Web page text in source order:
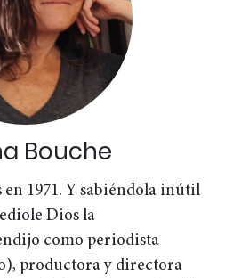
Bouche
1971. Y sabiéndola inútil
Dios la
como periodista
productora y directora